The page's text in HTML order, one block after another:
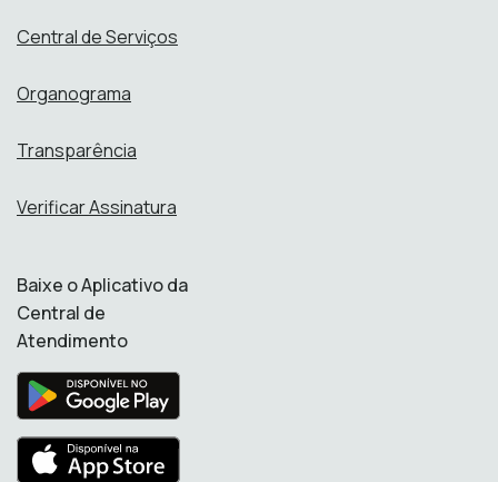
Central de Serviços
Organograma
Transparência
Verificar Assinatura
Baixe o Aplicativo da
Central de
Atendimento